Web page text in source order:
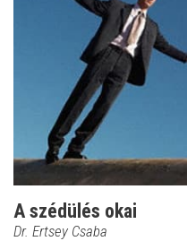
A szédülés okai
Dr. Ertsey Csaba